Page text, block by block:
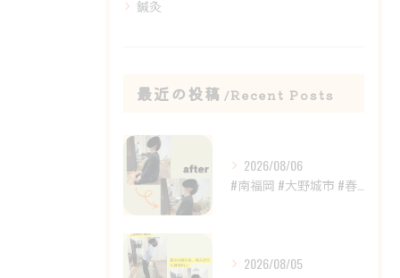
鍼灸
最近の投稿 Recent Posts
2026/08/06
2026/08/05